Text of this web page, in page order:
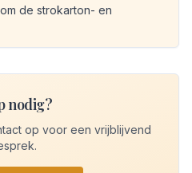
de strokarton- en
nodig?
op voor een vrijblijvend